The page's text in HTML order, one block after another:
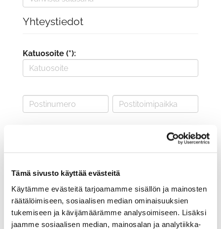
Tämä sivusto käyttää evästeitä
Käytämme evästeitä tarjoamamme sisällön ja mainosten
räätälöimiseen, sosiaalisen median ominaisuuksien
tukemiseen ja kävijämäärämme analysoimiseen. Lisäksi
jaamme sosiaalisen median, mainosalan ja analytiikka-
Yhteystiedot
Katuosoite (*):
Valitse seura: